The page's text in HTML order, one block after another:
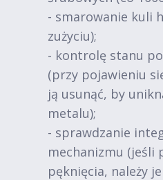
- smarowanie kuli
zużyciu);
- kontrolę stanu
(przy pojawieniu
ją usunąć, by
metalu);
- sprawdzanie
mechanizmu (jeśli
pęknięcia, należy